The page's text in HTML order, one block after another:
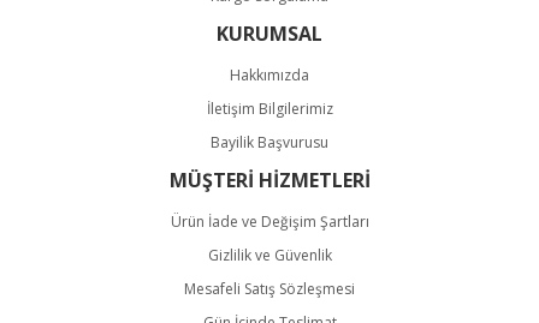
KURUMSAL
Hakkımızda
İletişim Bilgilerimiz
Bayilik Başvurusu
MÜŞTERİ HİZMETLERİ
Ürün İade ve Değişim Şartları
Gizlilik ve Güvenlik
Mesafeli Satış Sözleşmesi